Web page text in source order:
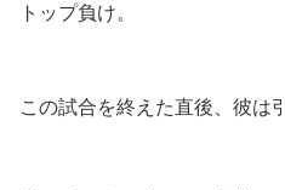
トップ負け。
この試合を終えた直後、彼は